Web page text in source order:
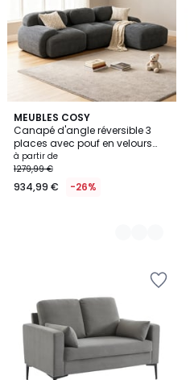
MEUBLES COSY
Canapé d'angle réversible 3
places avec pouf en velours
côtelé, SNOW
à partir de
1279,99 €
934,99 € -26%
5
Couleurs